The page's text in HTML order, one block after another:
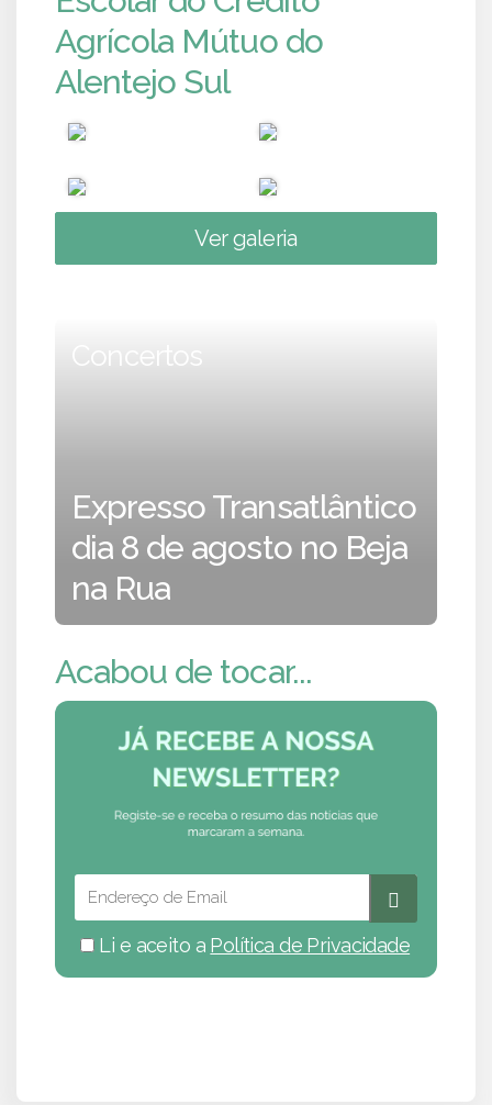
Agrícola Mútuo do
Alentejo Sul
Ver galeria
Concertos
Expresso Transatlântico
dia 8 de agosto no Beja
na Rua
Acabou de tocar...
Li e aceito a Política de Privacidade